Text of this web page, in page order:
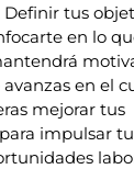
tus
en lo
en el
mejorar tus
impulsar